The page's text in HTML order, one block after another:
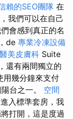
賴的SEO團隊 在
我們可以在自己
會感到真正的名
de 專業冷凍設備
醫美皮膚科 Suite
還有兩間獨立的
用幾分鐘來支付
台之一。 空間
進入標準套房，我
打開，這是度過